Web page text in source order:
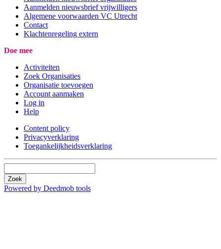
Aanmelden nieuwsbrief vrijwilligers
Algemene voorwaarden VC Utrecht
Contact
Klachtenregeling extern
Doe mee
Activiteiten
Zoek Organisaties
Organisatie toevoegen
Account aanmaken
Log in
Help
Content policy
Privacyverklaring
Toegankelijkheidsverklaring
Zoek
Powered by Deedmob tools